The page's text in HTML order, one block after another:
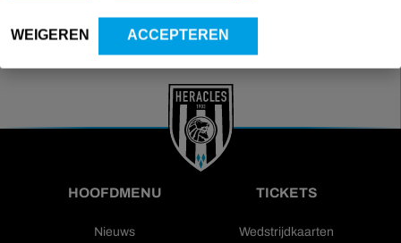
WEIGEREN ACCEPTEREN
HOOFDMENU
Nieuws
TICKETS
Wedstrijdkaarten